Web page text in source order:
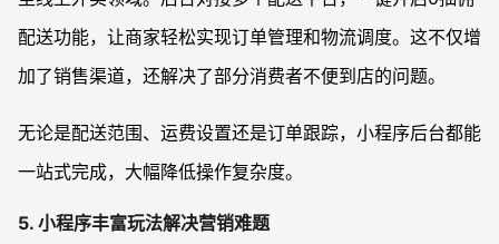
配送功能，让商家轻松实现订单管理和物流调度。这不仅增
加了销售渠道，还解决了部分消费者不便到店的问题。
无论是配送范围、运费设置还是订单跟踪，小程序后台都能
一站式完成，大幅降低操作复杂度。
5. 小程序丰富玩法解决营销难题